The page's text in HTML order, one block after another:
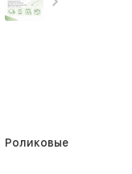
Роликовые